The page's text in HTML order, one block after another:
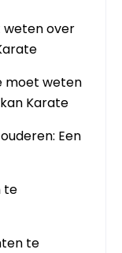
weten over
moet weten
Karate
Een
te
te